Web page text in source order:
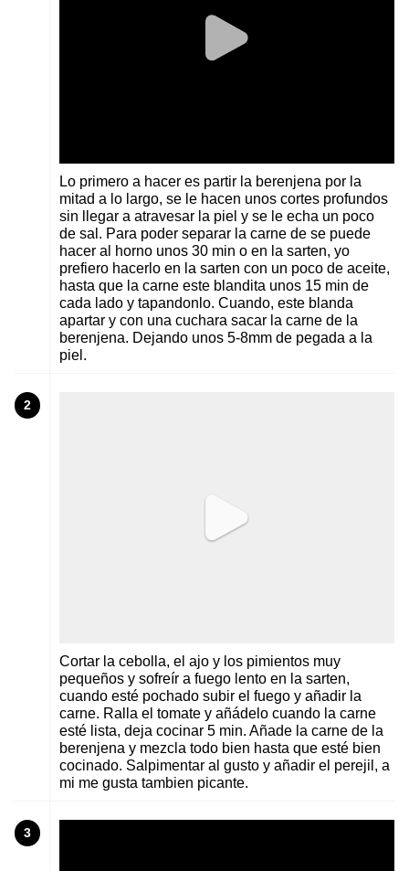
Lo primero a hacer es partir la berenjena por la
mitad a lo largo, se le hacen unos cortes profundos
sin llegar a atravesar la piel y se le echa un poco
de sal. Para poder separar la carne de se puede
hacer al horno unos 30 min o en la sarten, yo
prefiero hacerlo en la sarten con un poco de aceite,
hasta que la carne este blandita unos 15 min de
cada lado y tapandonlo. Cuando, este blanda
apartar y con una cuchara sacar la carne de la
berenjena. Dejando unos 5-8mm de pegada a la
piel.
2
Cortar la cebolla, el ajo y los pimientos muy
pequeños y sofreír a fuego lento en la sarten,
cuando esté pochado subir el fuego y añadir la
carne. Ralla el tomate y añádelo cuando la carne
esté lista, deja cocinar 5 min. Añade la carne de la
berenjena y mezcla todo bien hasta que esté bien
cocinado. Salpimentar al gusto y añadir el perejil, a
mi me gusta tambien picante.
3